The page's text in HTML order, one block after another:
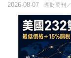
理財周刊
2026-08-07